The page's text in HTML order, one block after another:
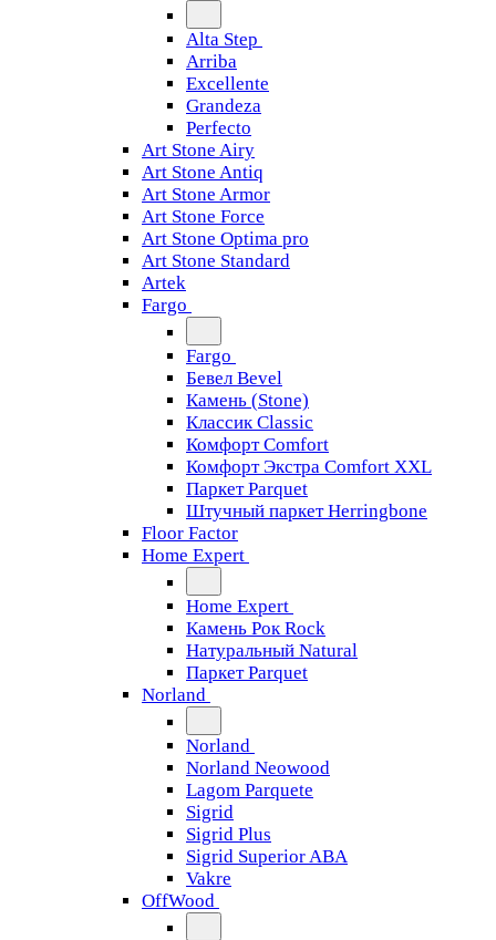
Alta Step
Arriba
Excellente
Grandeza
Perfecto
Art Stone Airy
Art Stone Antiq
Art Stone Armor
Art Stone Force
Art Stone Optima pro
Art Stone Standard
Artek
Fargo
Fargo
Бевел Bevel
Камень (Stone)
Классик Classic
Комфорт Comfort
Комфорт Экстра Comfort XXL
Паркет Parquet
Штучный паркет Herringbone
Floor Factor
Home Expert
Home Expert
Камень Рок Rock
Натуральный Natural
Паркет Parquet
Norland
Norland
Norland Neowood
Lagom Parquete
Sigrid
Sigrid Plus
Sigrid Superior ABA
Vakre
OffWood